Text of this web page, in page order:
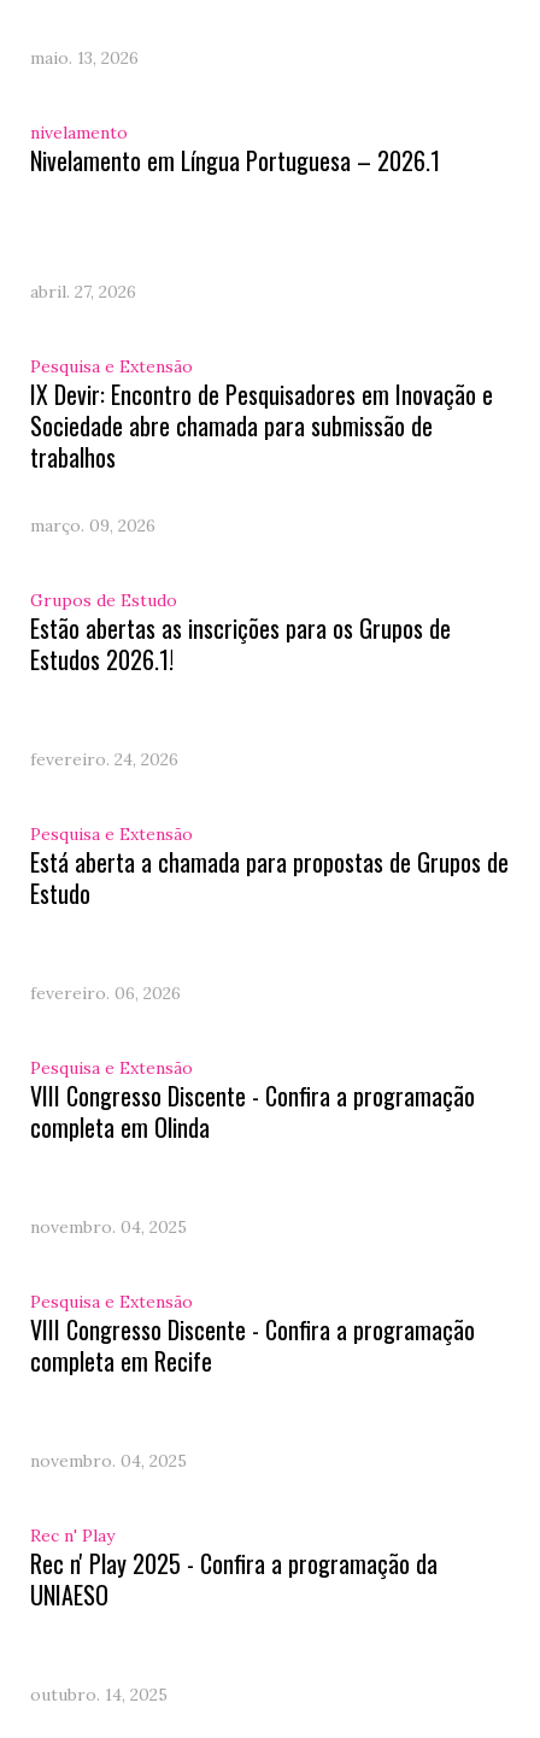
maio. 13, 2026
nivelamento
Nivelamento em Língua Portuguesa – 2026.1
abril. 27, 2026
Pesquisa e Extensão
IX Devir: Encontro de Pesquisadores em Inovação e
Sociedade abre chamada para submissão de
trabalhos
março. 09, 2026
Grupos de Estudo
Estão abertas as inscrições para os Grupos de
Estudos 2026.1!
fevereiro. 24, 2026
Pesquisa e Extensão
Está aberta a chamada para propostas de Grupos de
Estudo
fevereiro. 06, 2026
Pesquisa e Extensão
VIII Congresso Discente - Confira a programação
completa em Olinda
novembro. 04, 2025
Pesquisa e Extensão
VIII Congresso Discente - Confira a programação
completa em Recife
novembro. 04, 2025
Rec n' Play
Rec n' Play 2025 - Confira a programação da
UNIAESO
outubro. 14, 2025